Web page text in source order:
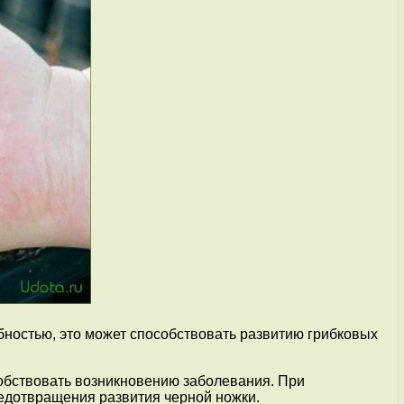
это может способствовать развитию грибковых
возникновению заболевания. При
развития черной ножки.